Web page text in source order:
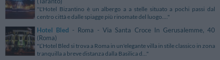
"L'Hotel Bizantino è un albergo a a stelle situato a pochi passi dal
centro città e dalle spiagge più rinomate del luogo...."
Hotel Bled - Roma - Via Santa Croce In Gerusalemme, 40
(Roma)
"L’Hotel Bled si trova a Roma in un'elegante villa in stile classico in zona
tranquilla a breve distanza dalla Basilica d..."